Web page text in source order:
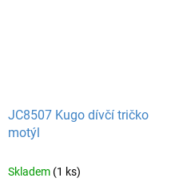
JC8507 Kugo dívčí tričko
motýl
Skladem (1 ks)